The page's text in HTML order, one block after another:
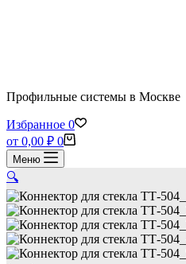
Профильные системы в Москве
Избранное 0
Корзина
от 0,00 ₽ 0
Меню
🔍